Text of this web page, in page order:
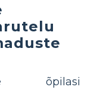
õpilasi